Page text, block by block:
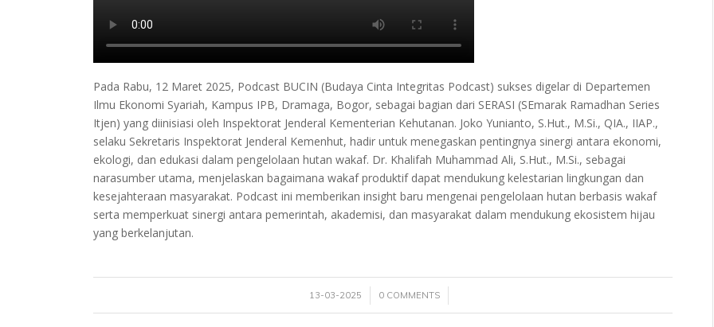
Pada Rabu, 12 Maret 2025, Podcast BUCIN (Budaya Cinta Integritas Podcast) sukses digelar di Departemen
Ilmu Ekonomi Syariah, Kampus IPB, Dramaga, Bogor, sebagai bagian dari SERASI (SEmarak Ramadhan Series
Itjen) yang diinisiasi oleh Inspektorat Jenderal Kementerian Kehutanan. Joko Yunianto, S.Hut., M.Si., QIA., IIAP.,
selaku Sekretaris Inspektorat Jenderal Kemenhut, hadir untuk menegaskan pentingnya sinergi antara ekonomi,
ekologi, dan edukasi dalam pengelolaan hutan wakaf. Dr. Khalifah Muhammad Ali, S.Hut., M.Si., sebagai
narasumber utama, menjelaskan bagaimana wakaf produktif dapat mendukung kelestarian lingkungan dan
kesejahteraan masyarakat. Podcast ini memberikan insight baru mengenai pengelolaan hutan berbasis wakaf
serta memperkuat sinergi antara pemerintah, akademisi, dan masyarakat dalam mendukung ekosistem hijau
yang berkelanjutan.
13-03-2025
/ 0 COMMENTS
/